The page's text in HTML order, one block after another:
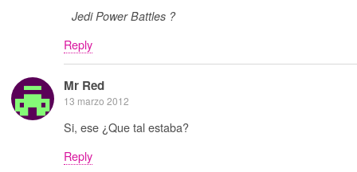
Jedi Power Battles ?
Reply
Mr Red
13 marzo 2012
Si, ese ¿Que tal estaba?
Reply